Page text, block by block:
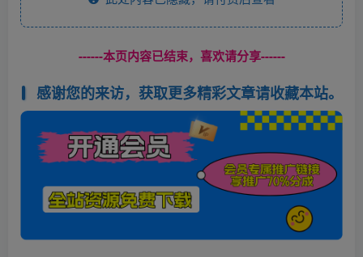
------本页内容已结束，喜欢请分享------
感谢您的来访，获取更多精彩文章请收藏本站。